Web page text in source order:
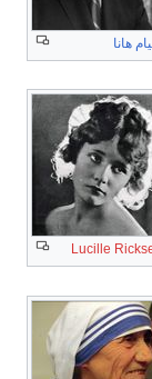
هانا
Lucille